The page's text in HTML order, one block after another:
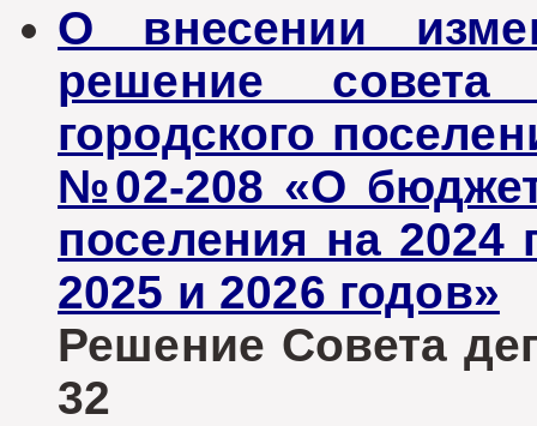
О внесении
решение совета
городского
№02-208 «О
поселения на
2025 и 2026 годов»
Решение Совета
32